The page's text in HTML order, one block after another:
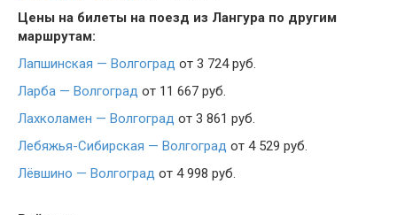
Цены на билеты на поезд из Лангура по другим
маршрутам:
Лапшинская — Волгоград от 3 724 руб.
Ларба — Волгоград от 11 667 руб.
Лахколамен — Волгоград от 3 861 руб.
Лебяжья-Сибирская — Волгоград от 4 529 руб.
Лёвшино — Волгоград от 4 998 руб.